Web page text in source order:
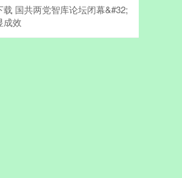
国共两党智库论坛闭幕&#32;
成效